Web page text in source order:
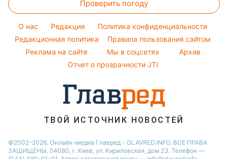
Новости Одессы
Новости Полтавы
Максим Галкин
Настя Каменских
Виталий Козловский
София Ротару
Ольга Сумская
Простые блюда
Легкие десерты
Напитки
Тесты по картинке
Оптические иллюзии
Народные приметы
Все о шоу-бизнесе
Проверить погоду
O нас Редакция
Политика конфиденциальности
Редакционная политика
Правила пользования сайтом
Реклама на сайте
Мы в соцсетях
Архив
Отчет о прозрачности JTI
ТВОЙ ИСТОЧНИК НОВОСТЕЙ
©2002-2026, Онлайн-медиа Главред - GLAVRED.INFO. ВСЕ ПРАВА
ЗАЩИЩЕНЫ. 04080, г. Киев, ул. Кириловская, дом 23. Телефон —